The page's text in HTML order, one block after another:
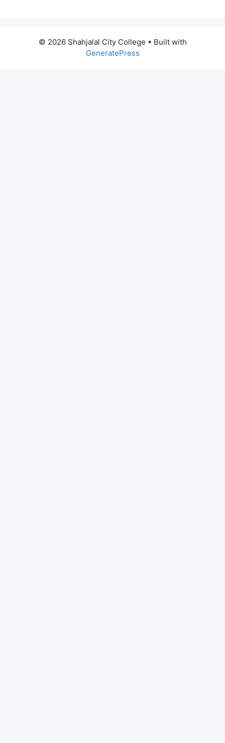
© 2026 Shahjalal City College • Built with
GeneratePress